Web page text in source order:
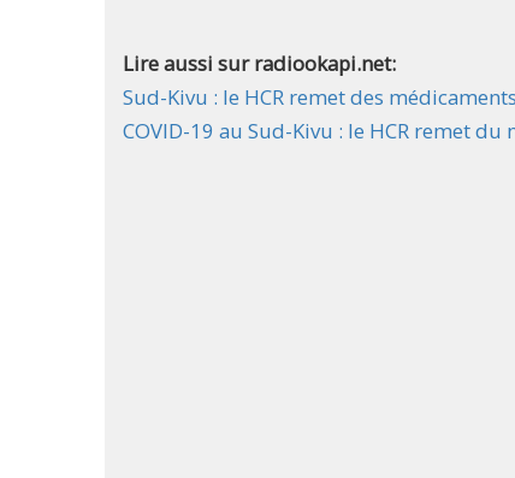
Lire aussi sur radiookapi.net:
Sud-Kivu : le HCR remet des
COVID-19 au Sud-Kivu : le HCR remet